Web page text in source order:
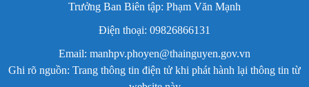
Trưởng Ban Biên tập: Phạm Văn Mạnh
Điện thoại: 09826866131
Email: manhpv.phoyen@thainguyen.gov.vn
Ghi rõ nguồn: Trang thông tin điện tử khi phát hành lại thông tin từ